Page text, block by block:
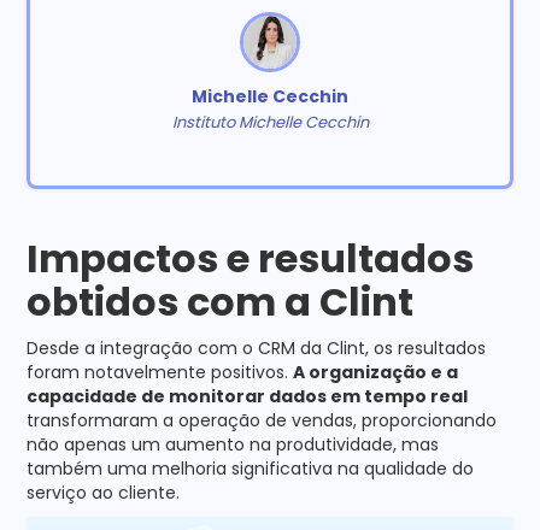
Michelle Cecchin
Instituto Michelle Cecchin
Impactos e resultados
obtidos com a Clint
Desde a integração com o CRM da Clint, os resultados
foram notavelmente positivos.A organização e a
capacidade de monitorar dados em tempo real
transformaram a operação de vendas, proporcionando
não apenas um aumento na produtividade, mas
também uma melhoria significativa na qualidade do
serviço ao cliente.